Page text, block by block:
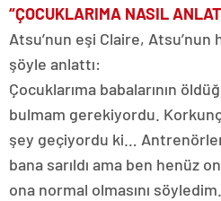
“ÇOCUKLARIMA NASIL
Atsu’nun eşi Claire, Atsu’nun
şöyle anlattı:
Çocuklarıma babalarının
bulmam gerekiyordu.
şey geçiyordu ki…
bana sarıldı ama ben henüz
ona normal olmasını